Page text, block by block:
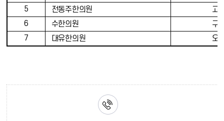
5
전동주한의원
고
6
수한의원
구
7
대유한의원 오